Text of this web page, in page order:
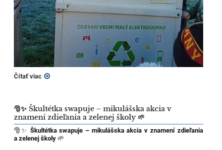
Čítať viac
🎅✨ Škultétka swapuje – mikulášska akcia v
znamení zdieľania a zelenej školy 🌱
🎅✨ Škultétka swapuje – mikulášska akcia v znamení zdieľania
a zelenej školy 🌱